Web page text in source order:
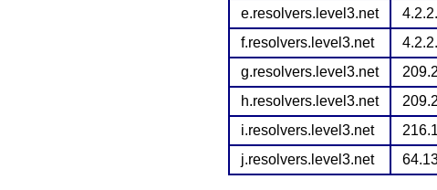
e.resolvers.level3.net
f.resolvers.level3.net
g.resolvers.level3.net
h.resolvers.level3.net
i.resolvers.level3.net
j.resolvers.level3.net